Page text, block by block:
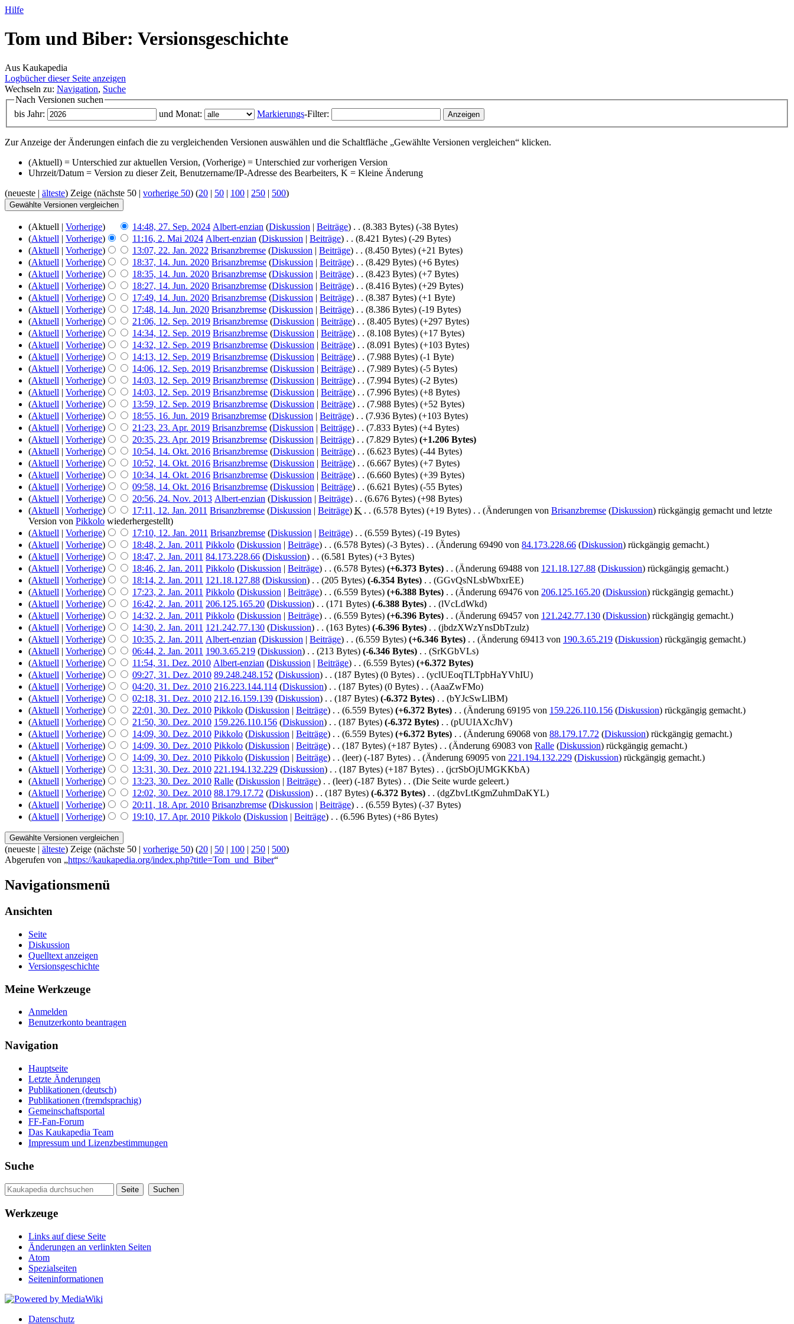
Hilfe
Tom und Biber: Versionsgeschichte
Aus Kaukapedia
Logbücher dieser Seite anzeigen
Wechseln zu: Navigation, Suche
Nach Versionen suchen
bis Jahr:
und Monat: Markierungs-Filter:
Zur Anzeige der Änderungen einfach die zu vergleichenden Versionen auswählen und die Schaltfläche „Gewählte Versionen vergleichen“ klicken.
(Aktuell) = Unterschied zur aktuellen Version, (Vorherige) = Unterschied zur vorherigen Version
Uhrzeit/Datum = Version zu dieser Zeit, Benutzername/IP-Adresse des Bearbeiters, K = Kleine Änderung
(neueste | älteste) Zeige (nächste 50 | vorherige 50) (20 50 100 250 500)
(Aktuell | Vorherige) 14:48, 27. Sep. 2024 Albert-enzian (Diskussion Beiträge) . . (8.383 Bytes) (-38 Bytes)
(Aktuell Vorherige) 11:16, 2. Mai 2024 Albert-enzian (Diskussion Beiträge) . . (8.421 Bytes) (-29 Bytes)
(Aktuell Vorherige) 13:07, 22. Jan. 2022 Brisanzbremse (Diskussion Beiträge) . . (8.450 Bytes) (+21 Bytes)
(Aktuell Vorherige) 18:37, 14. Jun. 2020 Brisanzbremse (Diskussion Beiträge) . . (8.429 Bytes) (+6 Bytes)
(Aktuell Vorherige) 18:35, 14. Jun. 2020 Brisanzbremse (Diskussion Beiträge) . . (8.423 Bytes) (+7 Bytes)
(Aktuell Vorherige) 18:27, 14. Jun. 2020 Brisanzbremse (Diskussion Beiträge) . . (8.416 Bytes) (+29 Bytes)
(Aktuell Vorherige) 17:49, 14. Jun. 2020 Brisanzbremse (Diskussion Beiträge) . . (8.387 Bytes) (+1 Byte)
(Aktuell Vorherige) 17:48, 14. Jun. 2020 Brisanzbremse (Diskussion Beiträge) . . (8.386 Bytes) (-19 Bytes)
(Aktuell Vorherige) 21:06, 12. Sep. 2019 Brisanzbremse (Diskussion Beiträge) . . (8.405 Bytes) (+297 Bytes)
(Aktuell Vorherige) 14:34, 12. Sep. 2019 Brisanzbremse (Diskussion Beiträge) . . (8.108 Bytes) (+17 Bytes)
(Aktuell Vorherige) 14:32, 12. Sep. 2019 Brisanzbremse (Diskussion Beiträge) . . (8.091 Bytes) (+103 Bytes)
(Aktuell Vorherige) 14:13, 12. Sep. 2019 Brisanzbremse (Diskussion Beiträge) . . (7.988 Bytes) (-1 Byte)
(Aktuell Vorherige) 14:06, 12. Sep. 2019 Brisanzbremse (Diskussion Beiträge) . . (7.989 Bytes) (-5 Bytes)
(Aktuell Vorherige) 14:03, 12. Sep. 2019 Brisanzbremse (Diskussion Beiträge) . . (7.994 Bytes) (-2 Bytes)
(Aktuell Vorherige) 14:03, 12. Sep. 2019 Brisanzbremse (Diskussion Beiträge) . . (7.996 Bytes) (+8 Bytes)
(Aktuell Vorherige) 13:59, 12. Sep. 2019 Brisanzbremse (Diskussion Beiträge) . . (7.988 Bytes) (+52 Bytes)
(Aktuell Vorherige) 18:55, 16. Jun. 2019 Brisanzbremse (Diskussion Beiträge) . . (7.936 Bytes) (+103 Bytes)
(Aktuell Vorherige) 21:23, 23. Apr. 2019 Brisanzbremse (Diskussion Beiträge) . . (7.833 Bytes) (+4 Bytes)
(Aktuell Vorherige) 20:35, 23. Apr. 2019 Brisanzbremse (Diskussion Beiträge) . . (7.829 Bytes) (+1.206 Bytes)
(Aktuell Vorherige) 10:54, 14. Okt. 2016 Brisanzbremse (Diskussion Beiträge) . . (6.623 Bytes) (-44 Bytes)
(Aktuell Vorherige) 10:52, 14. Okt. 2016 Brisanzbremse (Diskussion Beiträge) . . (6.667 Bytes) (+7 Bytes)
(Aktuell Vorherige) 10:34, 14. Okt. 2016 Brisanzbremse (Diskussion Beiträge) . . (6.660 Bytes) (+39 Bytes)
(Aktuell Vorherige) 09:58, 14. Okt. 2016 Brisanzbremse (Diskussion Beiträge) . . (6.621 Bytes) (-55 Bytes)
(Aktuell Vorherige) 20:56, 24. Nov. 2013 Albert-enzian (Diskussion Beiträge) . . (6.676 Bytes) (+98 Bytes)
(Aktuell Vorherige) 17:11, 12. Jan. 2011 Brisanzbremse (Diskussion Beiträge) K . . (6.578 Bytes) (+19 Bytes) . . (Änderungen von Brisanzbremse (Diskussion) rückgängig gemacht und letzte
Version von Pikkolo wiederhergestellt)
(Aktuell Vorherige) 17:10, 12. Jan. 2011 Brisanzbremse (Diskussion Beiträge) . . (6.559 Bytes) (-19 Bytes)
(Aktuell Vorherige) 18:48, 2. Jan. 2011 Pikkolo (Diskussion Beiträge) . . (6.578 Bytes) (-3 Bytes) . . (Änderung 69490 von 84.173.228.66 (Diskussion) rückgängig gemacht.)
(Aktuell Vorherige) 18:47, 2. Jan. 2011 84.173.228.66 (Diskussion) . . (6.581 Bytes) (+3 Bytes)
(Aktuell Vorherige) 18:46, 2. Jan. 2011 Pikkolo (Diskussion Beiträge) . . (6.578 Bytes) (+6.373 Bytes) . . (Änderung 69488 von 121.18.127.88 (Diskussion) rückgängig gemacht.)
(Aktuell Vorherige) 18:14, 2. Jan. 2011 121.18.127.88 (Diskussion) . . (205 Bytes) (-6.354 Bytes) . . (GGvQsNLsbWbxrEE)
(Aktuell Vorherige) 17:23, 2. Jan. 2011 Pikkolo (Diskussion Beiträge) . . (6.559 Bytes) (+6.388 Bytes) . . (Änderung 69476 von 206.125.165.20 (Diskussion) rückgängig gemacht.)
(Aktuell Vorherige) 16:42, 2. Jan. 2011 206.125.165.20 (Diskussion) . . (171 Bytes) (-6.388 Bytes) . . (lVcLdWkd)
(Aktuell Vorherige) 14:32, 2. Jan. 2011 Pikkolo (Diskussion Beiträge) . . (6.559 Bytes) (+6.396 Bytes) . . (Änderung 69457 von 121.242.77.130 (Diskussion) rückgängig gemacht.)
(Aktuell Vorherige) 14:30, 2. Jan. 2011 121.242.77.130 (Diskussion) . . (163 Bytes) (-6.396 Bytes) . . (jbdzXWzYnsDbTzulz)
(Aktuell Vorherige) 10:35, 2. Jan. 2011 Albert-enzian (Diskussion Beiträge) . . (6.559 Bytes) (+6.346 Bytes) . . (Änderung 69413 von 190.3.65.219 (Diskussion) rückgängig gemacht.)
(Aktuell Vorherige) 06:44, 2. Jan. 2011 190.3.65.219 (Diskussion) . . (213 Bytes) (-6.346 Bytes) . . (SrKGbVLs)
(Aktuell Vorherige) 11:54, 31. Dez. 2010 Albert-enzian (Diskussion Beiträge) . . (6.559 Bytes) (+6.372 Bytes)
(Aktuell Vorherige) 09:27, 31. Dez. 2010 89.248.248.152 (Diskussion) . . (187 Bytes) (0 Bytes) . . (yclUEoqTLTpbHaYVhIU)
(Aktuell Vorherige) 04:20, 31. Dez. 2010 216.223.144.114 (Diskussion) . . (187 Bytes) (0 Bytes) . . (AaaZwFMo)
(Aktuell Vorherige) 02:18, 31. Dez. 2010 212.16.159.139 (Diskussion) . . (187 Bytes) (-6.372 Bytes) . . (bYJcSwLlBM)
(Aktuell Vorherige) 22:01, 30. Dez. 2010 Pikkolo (Diskussion Beiträge) . . (6.559 Bytes) (+6.372 Bytes) . . (Änderung 69195 von 159.226.110.156 (Diskussion) rückgängig gemacht.)
(Aktuell Vorherige) 21:50, 30. Dez. 2010 159.226.110.156 (Diskussion) . . (187 Bytes) (-6.372 Bytes) . . (pUUIAXcJhV)
(Aktuell Vorherige) 14:09, 30. Dez. 2010 Pikkolo (Diskussion Beiträge) . . (6.559 Bytes) (+6.372 Bytes) . . (Änderung 69068 von 88.179.17.72 (Diskussion) rückgängig gemacht.)
(Aktuell Vorherige) 14:09, 30. Dez. 2010 Pikkolo (Diskussion Beiträge) . . (187 Bytes) (+187 Bytes) . . (Änderung 69083 von Ralle (Diskussion) rückgängig gemacht.)
(Aktuell Vorherige) 14:09, 30. Dez. 2010 Pikkolo (Diskussion Beiträge) . . (leer) (-187 Bytes) . . (Änderung 69095 von 221.194.132.229 (Diskussion) rückgängig gemacht.)
(Aktuell Vorherige) 13:31, 30. Dez. 2010 221.194.132.229 (Diskussion) . . (187 Bytes) (+187 Bytes) . . (jcrSbOjUMGKKbA)
(Aktuell Vorherige) 13:23, 30. Dez. 2010 Ralle (Diskussion Beiträge) . . (leer) (-187 Bytes) . . (Die Seite wurde geleert.)
(Aktuell Vorherige) 12:02, 30. Dez. 2010 88.179.17.72 (Diskussion) . . (187 Bytes) (-6.372 Bytes) . . (dgZbvLtKgmZuhmDaKYL)
(Aktuell Vorherige) 20:11, 18. Apr. 2010 Brisanzbremse (Diskussion Beiträge) . . (6.559 Bytes) (-37 Bytes)
(Aktuell Vorherige) 19:10, 17. Apr. 2010 Pikkolo (Diskussion Beiträge) . . (6.596 Bytes) (+86 Bytes)
(neueste | älteste) Zeige (nächste 50 | vorherige 50) (20 50 100 250 500)
Abgerufen von „https://kaukapedia.org/index.php?title=Tom_und_Biber“
Navigationsmenü
Ansichten
Seite
Diskussion
Quelltext anzeigen
Versionsgeschichte
Meine Werkzeuge
Anmelden
Benutzerkonto beantragen
Navigation
Hauptseite
Letzte Änderungen
Publikationen (deutsch)
Publikationen (fremdsprachig)
Gemeinschaftsportal
FF-Fan-Forum
Das Kaukapedia Team
Impressum und Lizenzbestimmungen
Suche
Werkzeuge
Links auf diese Seite
Änderungen an verlinkten Seiten
Atom
Spezialseiten
Seiten­informationen
Datenschutz